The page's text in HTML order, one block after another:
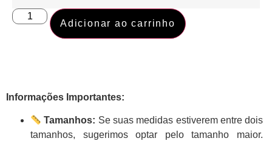
Adicionar ao carrinho
Informações Importantes:
Tamanhos: Se suas medidas estiverem entre dois
tamanhos, sugerimos optar pelo tamanho maior.